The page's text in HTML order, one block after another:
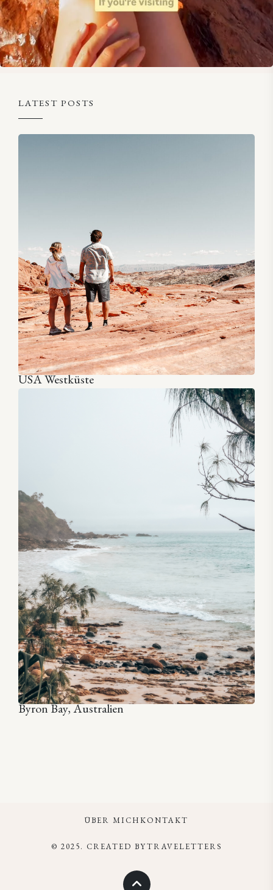
LATEST POSTS
USA Westküste
Byron Bay, Australien
ÜBER MICHKONTAKT
© 2025. CREATED BYTRAVELETTERS